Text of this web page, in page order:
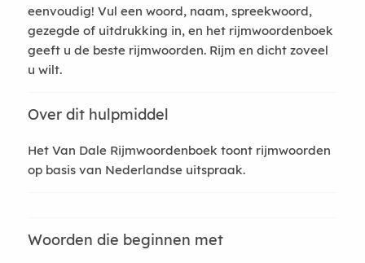
eenvoudig! Vul een woord, naam, spreekwoord,
gezegde of uitdrukking in, en het rijmwoordenboek
geeft u de beste rijmwoorden. Rijm en dicht zoveel
u wilt.
Over dit hulpmiddel
Het Van Dale Rijmwoordenboek toont rijmwoorden
op basis van Nederlandse uitspraak.
Woorden die beginnen met